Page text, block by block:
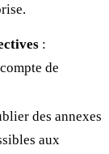
:
de
des annexes
aux